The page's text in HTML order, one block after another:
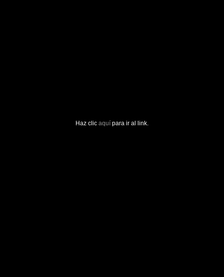
Haz clic aquí para ir al link.